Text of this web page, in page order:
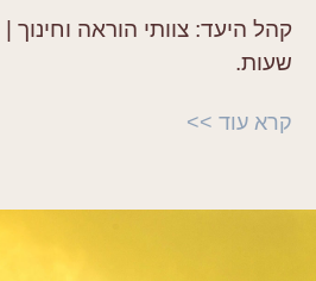
קהל היעד: צוותי הוראה וחינוך |
שעות.
קרא עוד >>